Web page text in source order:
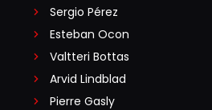
en eventueel te vervangen
Sergio Pérez
Esteban Ocon
Valtteri Bottas
Arvid Lindblad
Pierre Gasly